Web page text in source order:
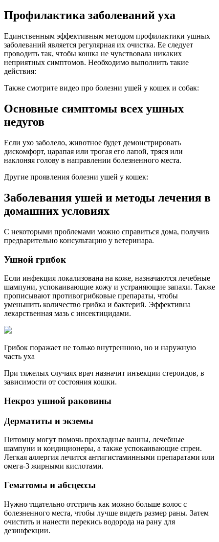
Профилактика заболеваний уха
Единственным эффективным методом профилактики ушных
заболеваний является регулярная их очистка. Ее следует
проводить так, чтобы кошка не чувствовала никаких
неприятных симптомов. Необходимо выполнить такие
действия:
Также смотрите видео про болезни ушей у кошек и собак:
Основные симптомы всех ушных
недугов
Если ухо заболело, животное будет демонстрировать
дискомфорт, царапая или трогая его лапой, тряся или
наклоняя голову в направлении болезненного места.
Другие проявления болезни ушей у кошек:
Заболевания ушей и методы лечения в
домашних условиях
С некоторыми проблемами можно справиться дома, получив
предварительно консультацию у ветеринара.
Ушной грибок
Если инфекция локализована на коже, назначаются лечебные
шампуни, успокаивающие кожу и устраняющие запахи. Также
прописывают противогрибковые препараты, чтобы
уменьшить количество грибка и бактерий. Эффективна
лекарственная мазь с инсектицидами.
Грибок поражает не только внутреннюю, но и наружную
часть уха
При тяжелых случаях врач назначит инъекции стероидов, в
зависимости от состояния кошки.
Некроз ушной раковины
Дерматиты и экземы
Питомцу могут помочь прохладные ванны, лечебные
шампуни и кондиционеры, а также успокаивающие спреи.
Легкая аллергия лечится антигистаминными препаратами или
омега-3 жирными кислотами.
Гематомы и абсцессы
Нужно тщательно отстричь как можно больше волос с
болезненного места, чтобы лучше видеть размер раны. Затем
очистить и нанести перекись водорода на рану для
дезинфекции.